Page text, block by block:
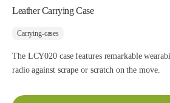
Leather Carrying Case
Carrying-cases
The LCY020 case features remarkable
radio against scrape or scratch on the move.